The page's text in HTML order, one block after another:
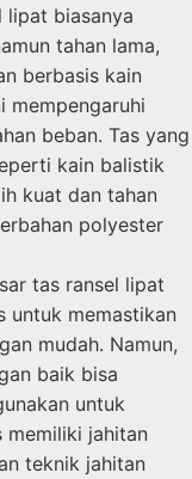
lipat biasanya
tahan lama,
berbasis kain
mempengaruhi
beban. Tas yang
kain balistik
kuat dan tahan
polyester
tas ransel lipat
untuk memastikan
mudah. Namun,
baik bisa
untuk
memiliki jahitan
teknik jahitan